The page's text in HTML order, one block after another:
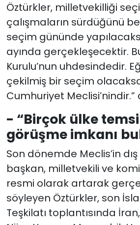
Öztürkler, milletvekilliği
çalışmaların sürdüğünü
seçim gününde
ayında gerçekleşecektir.
Kurulu’nun uhdesindedir.
çekilmiş bir seçim
Cumhuriyet Meclisi’nindir.”
- “Birçok ülke
görüşme imkanı
Son dönemde Meclis’in
başkan, milletvekili ve
resmi olarak artarak
söyleyen Öztürkler, son
Teşkilatı toplantısında